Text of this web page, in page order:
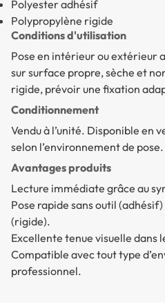
Polyester adhésif
Polypropylène rigide
Conditions d'utilisation
Pose en intérieur ou extérieur
sur surface propre, sèche et
rigide, prévoir une fixation
Conditionnement
Vendu à l’unité. Disponible en
selon l’environnement de pose.
Avantages produits
Lecture immédiate grâce au
Pose rapide sans outil
(rigide).
Excellente tenue visuelle dans
Compatible avec tout type
professionnel.